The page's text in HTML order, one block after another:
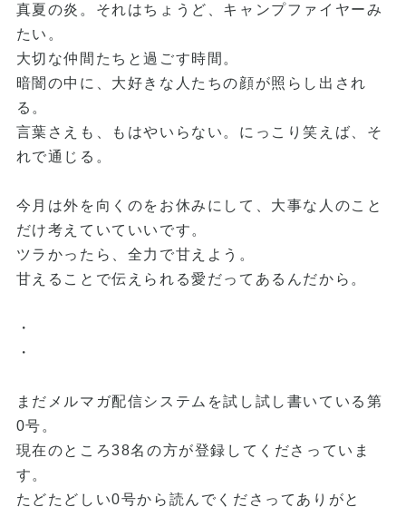
真夏の炎。それはちょうど、キャンプファイヤーみ
たい。
大切な仲間たちと過ごす時間。
暗闇の中に、大好きな人たちの顔が照らし出され
る。
言葉さえも、もはやいらない。にっこり笑えば、そ
れで通じる。
今月は外を向くのをお休みにして、大事な人のこと
だけ考えていていいです。
ツラかったら、全力で甘えよう。
甘えることで伝えられる愛だってあるんだから。
・
・
まだメルマガ配信システムを試し試し書いている第
0号。
現在のところ38名の方が登録してくださっていま
す。
たどたどしい0号から読んでくださってありがと